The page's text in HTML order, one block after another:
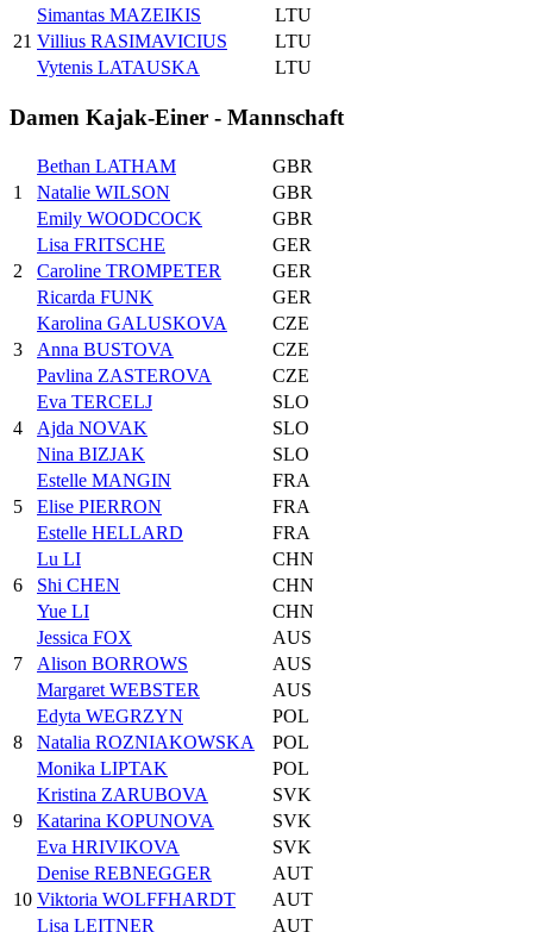
21
Simantas MAZEIKIS
LTU
Villius RASIMAVICIUS
LTU
Vytenis LATAUSKA
LTU
Damen Kajak-Einer - Mannschaft
1
Bethan LATHAM
GBR
Natalie WILSON
GBR
Emily WOODCOCK
GBR
2
Lisa FRITSCHE
GER
Caroline TROMPETER
GER
Ricarda FUNK
GER
3
Karolina GALUSKOVA
CZE
Anna BUSTOVA
CZE
Pavlina ZASTEROVA
CZE
4
Eva TERCELJ
SLO
Ajda NOVAK
SLO
Nina BIZJAK
SLO
5
Estelle MANGIN
FRA
Elise PIERRON
FRA
Estelle HELLARD
FRA
6
Lu LI
CHN
Shi CHEN
CHN
Yue LI
CHN
7
Jessica FOX
AUS
Alison BORROWS
AUS
Margaret WEBSTER
AUS
8
Edyta WEGRZYN
POL
Natalia ROZNIAKOWSKA
POL
Monika LIPTAK
POL
9
Kristina ZARUBOVA
SVK
Katarina KOPUNOVA
SVK
Eva HRIVIKOVA
SVK
10
Denise REBNEGGER
AUT
Viktoria WOLFFHARDT
AUT
Lisa LEITNER
AUT